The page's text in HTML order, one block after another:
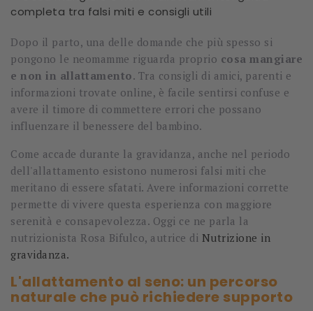
Dopo il parto, una delle domande che più spesso si
pongono le neomamme riguarda proprio cosa mangiare
e non in allattamento. Tra consigli di amici, parenti e
informazioni trovate online, è facile sentirsi confuse e
avere il timore di commettere errori che possano
influenzare il benessere del bambino.
Come accade durante la gravidanza, anche nel periodo
dell'allattamento esistono numerosi falsi miti che
meritano di essere sfatati. Avere informazioni corrette
permette di vivere questa esperienza con maggiore
serenità e consapevolezza. Oggi ce ne parla la
nutrizionista Rosa Bifulco, autrice di Nutrizione in
gravidanza.
L'allattamento al seno: un percorso
naturale che può richiedere supporto